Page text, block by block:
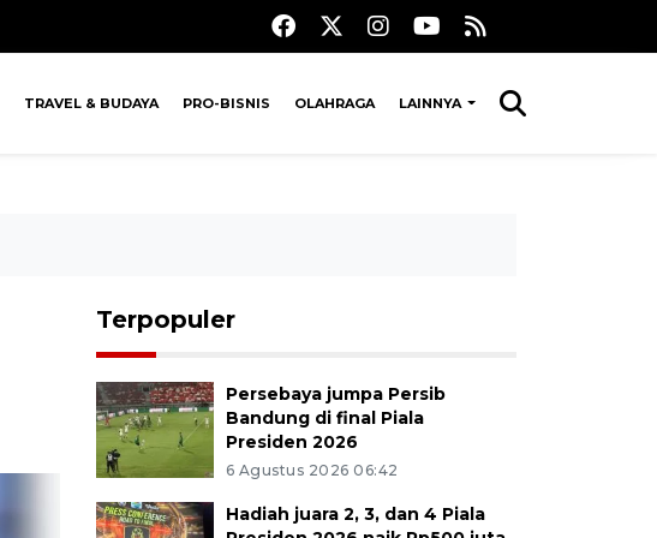
TRAVEL & BUDAYA PRO-BISNIS OLAHRAGA LAINNYA
Terpopuler
Persebaya jumpa Persib
Bandung di final Piala
Presiden 2026
6 Agustus 2026 06:42
Hadiah juara 2, 3, dan 4 Piala